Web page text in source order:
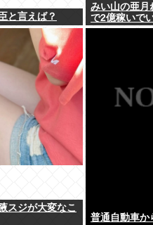
と言えば？
みい山の亜月
で2億稼いで
スジが大変なこ
普通自動車か